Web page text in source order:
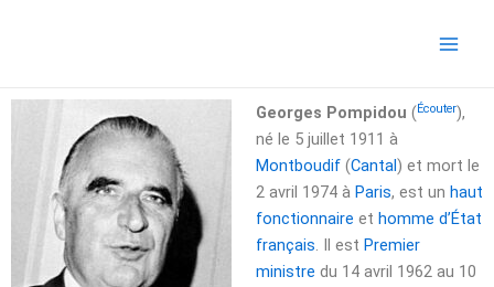
Georges Pompidou (Écouter),
né le 5 juillet 1911 à
Montboudif(Cantal) et mort le
2 avril 1974à Paris, est un haut
fonctionnaire et homme d’État
français. Il est Premier
ministre du 14 avril 1962au 10